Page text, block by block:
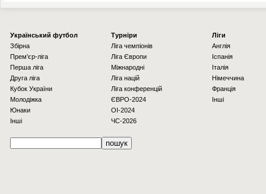
Українcький футбол
Збірна
Прем'єр-ліга
Перша ліга
Друга ліга
Кубок України
Молодіжка
Юнаки
Інші
Турніри
Ліга чемпіонів
Ліга Європи
Міжнародні
Ліга націй
Ліга конференцій
ЄВРО-2024
OI-2024
ЧС-2026
Ліги
Англія
Іспанія
Італія
Німеччина
Франція
Інші